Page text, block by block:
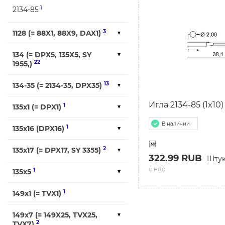
2134-85 1
1128 (= 88X1, 88X9, DAX1) 3
134 (= DPХ5, 135Х5, SY
1955,) 22
134-35 (= 2134-35, DPX35) 13
135x1 (= DPX1) 1
135x16 (DPX16) 1
135x17 (= DPX17, SY 3355) 2
135x5 1
149х1 (= TVX1) 1
149х7 (= 149X25, TVX25,
2
Игла 2134-85 (1x10)
В наличии
с ндс
322.99 RUB